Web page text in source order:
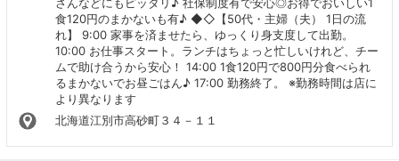
食120円のまかないも有♪ ◆◇【50代・主婦（夫） 1日の流
れ】 9:00 家事を済ませたら、ゆっくり身支度して出勤。
10:00 お仕事スタート。ランチはちょっと忙しいけれど、チー
ムで助け合うから安心！ 14:00 1食120円で800円分食べられ
るまかないでお昼ごはん♪ 17:00 勤務終了。 ※勤務時間は店に
より異なります
北海道江別市高砂町３４－１１